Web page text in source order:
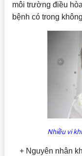
môi trường điều
bệnh có trong
Nhiều vi
+ Nguyên nhân